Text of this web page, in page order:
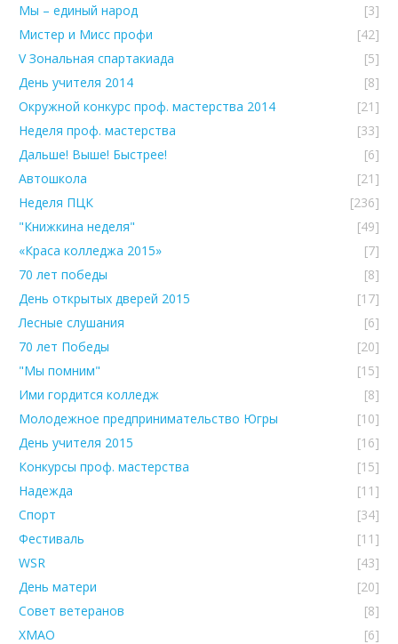
Мы – единый народ
[3]
Мистер и Мисс профи
[42]
V Зональная спартакиада
[5]
День учителя 2014
[8]
Окружной конкурс проф. мастерства 2014
[21]
Неделя проф. мастерства
[33]
Дальше! Выше! Быстрее!
[6]
Автошкола
[21]
Неделя ПЦК
[236]
"Книжкина неделя"
[49]
«Краса колледжа 2015»
[7]
70 лет победы
[8]
День открытых дверей 2015
[17]
Лесные слушания
[6]
70 лет Победы
[20]
"Мы помним"
[15]
Ими гордится колледж
[8]
Молодежное предпринимательство Югры
[10]
День учителя 2015
[16]
Конкурсы проф. мастерства
[15]
Надежда
[11]
Спорт
[34]
Фестиваль
[11]
WSR
[43]
День матери
[20]
Совет ветеранов
[8]
ХМАО
[6]